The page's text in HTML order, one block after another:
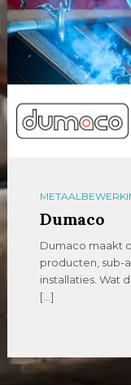
Dumaco
Dumaco maakt
producten, sub-
installaties. Wat
[…]